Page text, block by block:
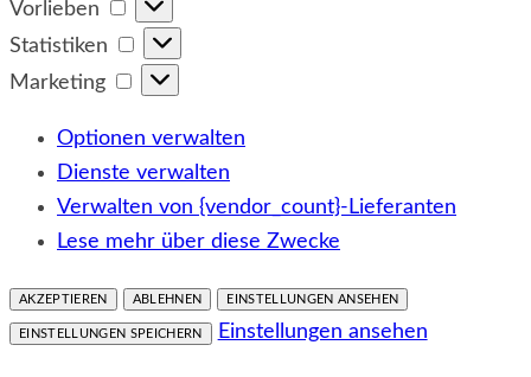
Vorlieben
Vorlieben
Statistiken
Statistiken
Marketing
Marketing
Optionen verwalten
Dienste verwalten
Verwalten von {vendor_count}-Lieferanten
Lese mehr über diese Zwecke
AKZEPTIEREN ABLEHNEN EINSTELLUNGEN ANSEHEN
EINSTELLUNGEN SPEICHERN Einstellungen ansehen